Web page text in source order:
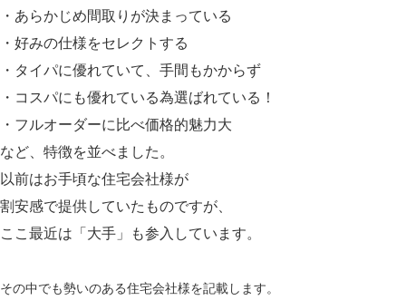
・あらかじめ間取りが決まっている
・好みの仕様をセレクトする
・タイパに優れていて、手間もかからず
・コスパにも優れている為選ばれている！
・フルオーダーに比べ価格的魅力大
など、特徴を並べました。
以前はお手頃な住宅会社様が
割安感で提供していたものですが、
ここ最近は「大手」も参入しています。
その中でも勢いのある住宅会社様を記載します。